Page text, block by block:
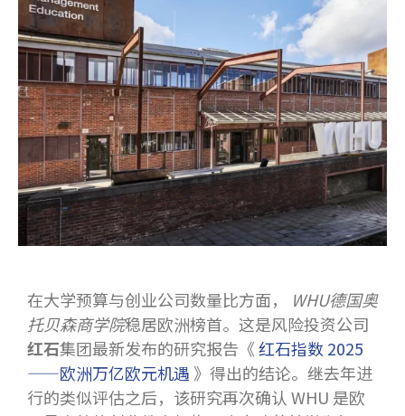
在大学预算与创业公司数量比方面，
WHU德国奥
托贝森商学院稳居欧洲榜首。这是风险投资公司
红石集团最新发布的研究报告《红石指数 2025
——欧洲万亿欧元机遇 》得出的结论。继去年进
行的类似评估之后，该研究再次确认 WHU 是欧